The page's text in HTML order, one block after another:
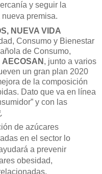
y seguir la
premisa.
NUEVA VIDA
Consumo y Bienestar
de Consumo,
AECOSAN , junto a varios
un gran plan 2020
de la composición
Dato que va en línea
y con las
de azúcares
en el sector lo
a prevenir
obesidad,